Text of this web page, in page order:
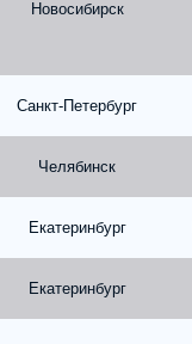
Новосибирск
Санкт-Петербург
Челябинск
Екатеринбург
Екатеринбург